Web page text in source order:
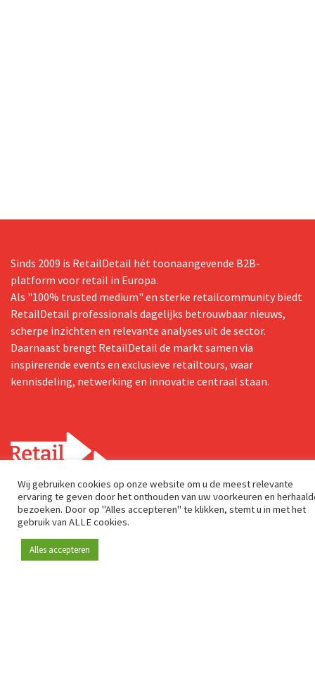
Sinds 2009 is RetailDetail hét toonaangevende B2B-
platform voor retail in Europa.
Als "100% trusted medium" en sterke retailcommunity biedt
RetailDetail professionals dagelijks betrouwbaar nieuws,
scherpe inzichten en relevante analyses uit de sector.
Daarnaast brengt RetailDetail de markt samen via
inspirerende events en exclusieve retailtours, waar
kennisdeling, netwerking en innovatie centraal staan.
Postadres
Genuastraat 1/41
2000 Antwerp
Wij gebruiken cookies op onze website om u de meest relevante
ervaring te geven door het onthouden van uw voorkeuren en
bezoeken. Door op "Alles accepteren" te klikken, stemt u in met het
gebruik van ALLE cookies.
Alles accepteren